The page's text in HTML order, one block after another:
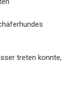
treten konnte,